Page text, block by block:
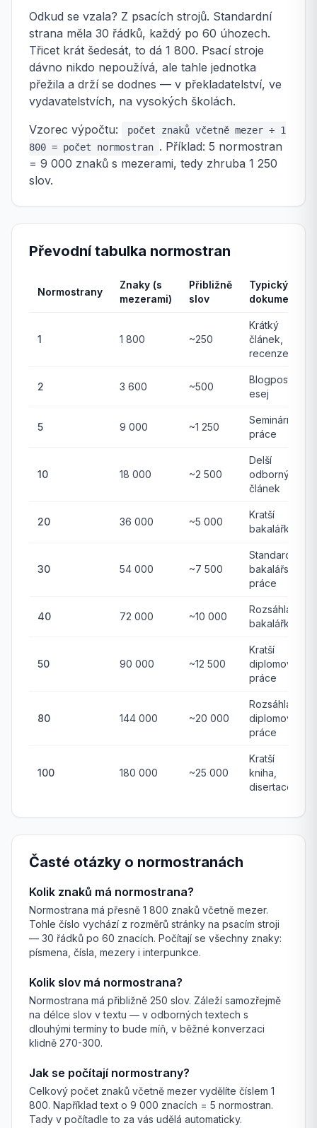
Odkud se vzala? Z psacích strojů. Standardní
strana měla 30 řádků, každý po 60 úhozech.
Třicet krát šedesát, to dá 1 800. Psací stroje
dávno nikdo nepoužívá, ale tahle jednotka
přežila a drží se dodnes — v překladatelství, ve
vydavatelstvích, na vysokých školách.
Vzorec výpočtu:
počet znaků včetně mezer ÷ 1
800 = počet normostran . Příklad: 5 normostran
= 9 000 znaků s mezerami, tedy zhruba 1 250
slov.
Převodní tabulka normostran
Normostrany
Znaky (s
mezerami)
Přibližně
slov
Typický
dokument
1 1 800 ~250
Krátký
článek,
recenze
2 3 600 ~500
Blogpost,
esej
5 9 000 ~1 250
Seminární
práce
10 18 000 ~2 500
Delší
odborný
článek
20 36 000 ~5 000
Kratší
bakalářka
30 54 000 ~7 500
Standardní
bakalářská
práce
40 72 000 ~10 000
Rozsáhlá
bakalářka
50 90 000 ~12 500
Kratší
diplomová
práce
80 144 000 ~20 000
Rozsáhlá
diplomová
práce
100 180 000 ~25 000
Kratší
kniha,
disertace
Časté otázky o normostranách
Kolik znaků má normostrana?
Normostrana má přesně 1 800 znaků včetně mezer.
Tohle číslo vychází z rozměrů stránky na psacím stroji
— 30 řádků po 60 znacích. Počítají se všechny znaky:
písmena, čísla, mezery i interpunkce.
Kolik slov má normostrana?
Normostrana má přibližně 250 slov. Záleží samozřejmě
na délce slov v textu — v odborných textech s
dlouhými termíny to bude míň, v běžné konverzaci
klidně 270-300.
Jak se počítají normostrany?
Celkový počet znaků včetně mezer vydělíte číslem 1
800. Například text o 9 000 znacích = 5 normostran.
Tady v počítadle to za vás udělá automaticky.